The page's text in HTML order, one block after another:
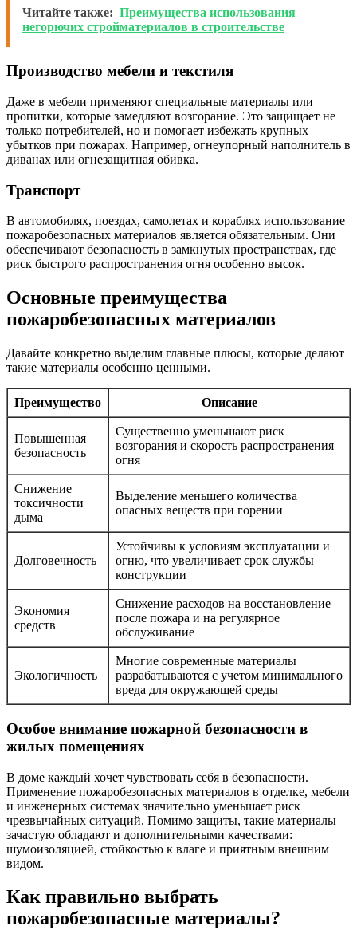
Читайте также: Преимущества использования
негорючих стройматериалов в строительстве
Производство мебели и текстиля
Даже в мебели применяют специальные материалы или
пропитки, которые замедляют возгорание. Это защищает не
только потребителей, но и помогает избежать крупных
убытков при пожарах. Например, огнеупорный наполнитель в
диванах или огнезащитная обивка.
Транспорт
В автомобилях, поездах, самолетах и кораблях использование
пожаробезопасных материалов является обязательным. Они
обеспечивают безопасность в замкнутых пространствах, где
риск быстрого распространения огня особенно высок.
Основные преимущества
пожаробезопасных материалов
Давайте конкретно выделим главные плюсы, которые делают
такие материалы особенно ценными.
Преимущество Описание
Повышенная
безопасность
Существенно уменьшают риск
возгорания и скорость распространения
огня
Снижение
токсичности
дыма
Выделение меньшего количества
опасных веществ при горении
Долговечность
Устойчивы к условиям эксплуатации и
огню, что увеличивает срок службы
конструкции
Экономия
средств
Снижение расходов на восстановление
после пожара и на регулярное
обслуживание
Экологичность
Многие современные материалы
разрабатываются с учетом минимального
вреда для окружающей среды
Особое внимание пожарной безопасности в
жилых помещениях
В доме каждый хочет чувствовать себя в безопасности.
Применение пожаробезопасных материалов в отделке, мебели
и инженерных системах значительно уменьшает риск
чрезвычайных ситуаций. Помимо защиты, такие материалы
зачастую обладают и дополнительными качествами:
шумоизоляцией, стойкостью к влаге и приятным внешним
видом.
Как правильно выбрать
пожаробезопасные материалы?